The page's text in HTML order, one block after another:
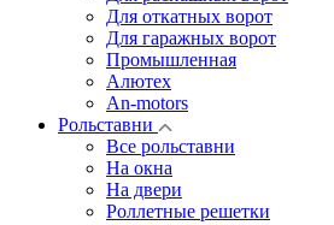
Для откатных ворот
Для гаражных ворот
Промышленная
Алютех
An-motors
Рольставни
Все рольставни
На окна
На двери
Роллетные решетки